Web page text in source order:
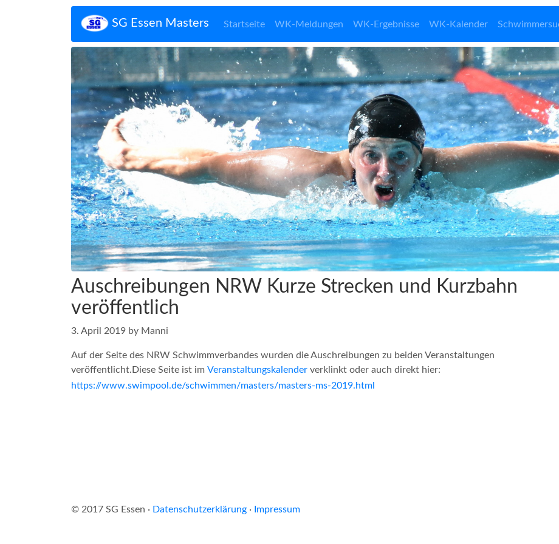
SG Essen Masters Startseite WK-Meldungen WK-Ergebnisse WK-Kalender
Zurück
Auschreibungen NRW Kurze Strecken und Kurzbahn
veröffentlich
3. April 2019 by Manni
Auf der Seite des NRW Schwimmverbandes wurden die Auschreibungen zu beiden Veranstaltungen
veröffentlicht. Diese Seite ist im Veranstaltungskalender verklinkt oder auch direkt hier:
https://www.swimpool.de/schwimmen/masters/masters-ms-2019.html
© 2017 SG Essen · Datenschutzerklärung · Impressum